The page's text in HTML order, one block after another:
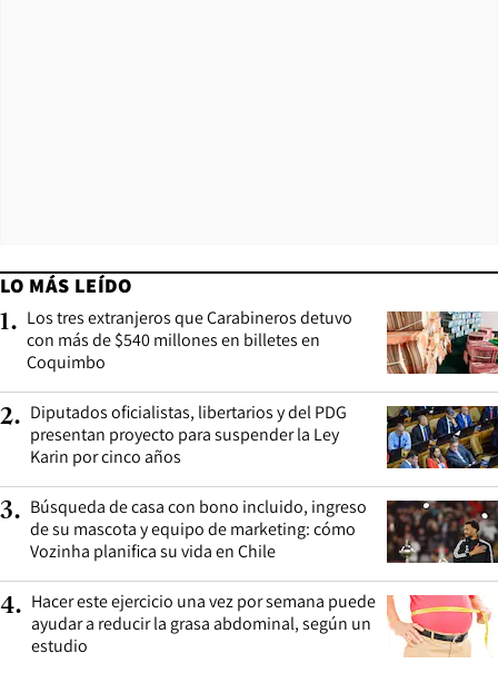
LO MÁS LEÍDO
1. Los tres extranjeros que Carabineros detuvo
con más de $540 millones en billetes en
Coquimbo
2. Diputados oficialistas, libertarios y del PDG
presentan proyecto para suspender la Ley
Karin por cinco años
3. Búsqueda de casa con bono incluido, ingreso
de su mascota y equipo de marketing: cómo
Vozinha planifica su vida en Chile
4. Hacer este ejercicio una vez por semana puede
ayudar a reducir la grasa abdominal, según un
estudio